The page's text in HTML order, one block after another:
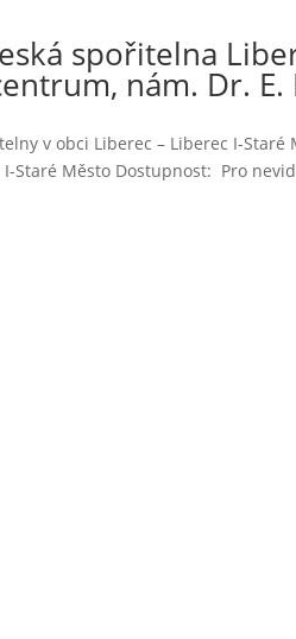
spořitelna
nám. Dr. E.
v obci Liberec – Liberec I-
Staré Město Dostupnost: Pro